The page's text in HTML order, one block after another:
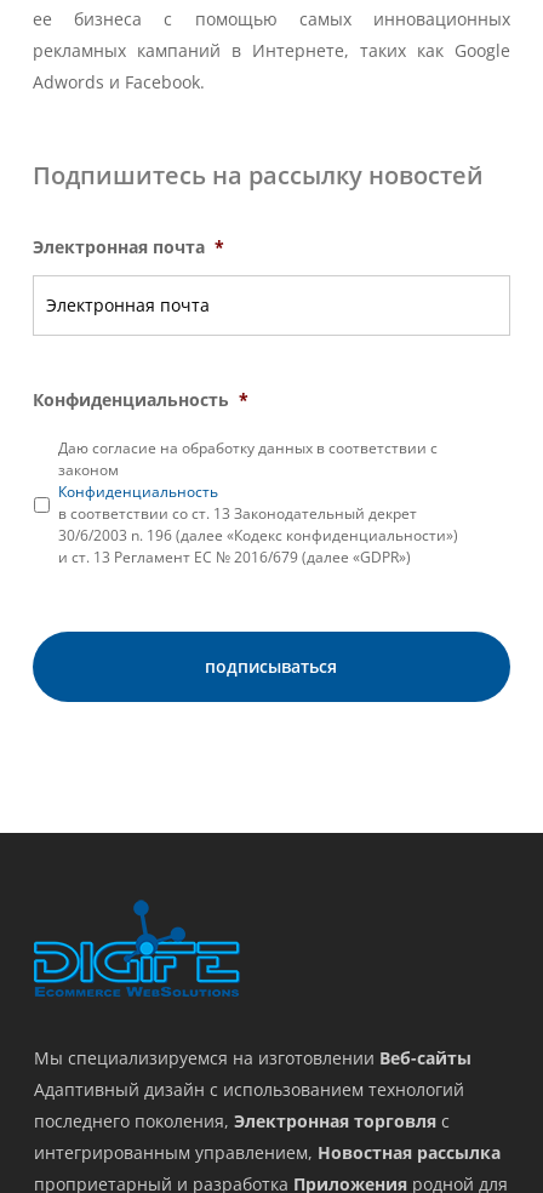
ее бизнеса с помощью самых инновационных
рекламных кампаний в Интернете, таких как Google
Adwords и Facebook.
Подпишитесь на рассылку новостей
Электронная почта *
Конфиденциальность *
Даю согласие на обработку данных в соответствии с
законом
Конфиденциальность
в соответствии со ст. 13 Законодательный декрет
30/6/2003 n. 196 (далее «Кодекс конфиденциальности»)
и ст. 13 Регламент ЕС № 2016/679 (далее «GDPR»)
Мы специализируемся на изготовлении Веб-сайты
Адаптивный дизайн с использованием технологий
последнего поколения, Электронная торговля с
интегрированным управлением, Новостная рассылка
проприетарный и разработка Приложения родной для